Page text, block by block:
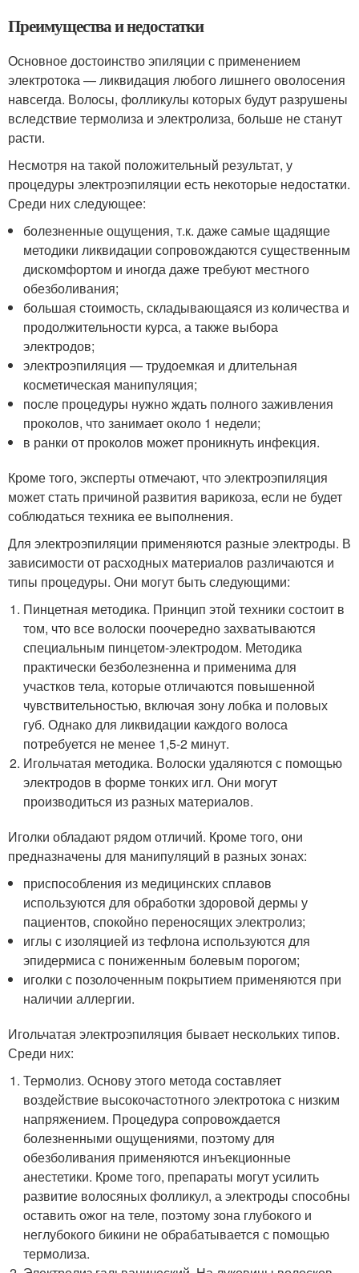
Преимущества и недостатки
Основное достоинство эпиляции с применением
электротока — ликвидация любого лишнего оволосения
навсегда. Волосы, фолликулы которых будут разрушены
вследствие термолиза и электролиза, больше не станут
расти.
Несмотря на такой положительный результат, у
процедуры электроэпиляции есть некоторые недостатки.
Среди них следующее:
болезненные ощущения, т.к. даже самые щадящие
методики ликвидации сопровождаются существенным
дискомфортом и иногда даже требуют местного
обезболивания;
большая стоимость, складывающаяся из количества и
продолжительности курса, а также выбора
электродов;
электроэпиляция — трудоемкая и длительная
косметическая манипуляция;
после процедуры нужно ждать полного заживления
проколов, что занимает около 1 недели;
в ранки от проколов может проникнуть инфекция.
Кроме того, эксперты отмечают, что электроэпиляция
может стать причиной развития варикоза, если не будет
соблюдаться техника ее выполнения.
Для электроэпиляции применяются разные электроды. В
зависимости от расходных материалов различаются и
типы процедуры. Они могут быть следующими:
Пинцетная методика. Принцип этой техники состоит в
том, что все волоски поочередно захватываются
специальным пинцетом-электродом. Методика
практически безболезненна и применима для
участков тела, которые отличаются повышенной
чувствительностью, включая зону лобка и пoлoвых
губ. Однако для ликвидации каждого волоса
потребуется не менее 1,5-2 минут.
Игольчатая методика. Волоски удаляются с помощью
электродов в форме тонких игл. Они могут
производиться из разных материалов.
Иголки обладают рядом отличий. Кроме того, они
предназначены для манипуляций в разных зонах:
приспособления из медицинских сплавов
используются для обработки здоровой дермы у
пациентов, спокойно переносящих электролиз;
иглы с изоляцией из тефлона используются для
эпидермиса с пониженным болевым порогом;
иголки с позолоченным покрытием применяются при
наличии аллергии.
Игольчатая электроэпиляция бывает нескольких типов.
Среди них:
Термолиз. Основу этого метода составляет
воздействие высокочастотного электротока с низким
напряжением. Процедypa сопровождается
болезненными ощущениями, поэтому для
обезболивания применяются инъекционные
анестетики. Кроме того, препараты могут усилить
развитие волосяных фолликул, а электроды способны
оставить ожог на теле, поэтому зона глубокого и
неглубокого бикини не обpaбатывается с помощью
термолиза.